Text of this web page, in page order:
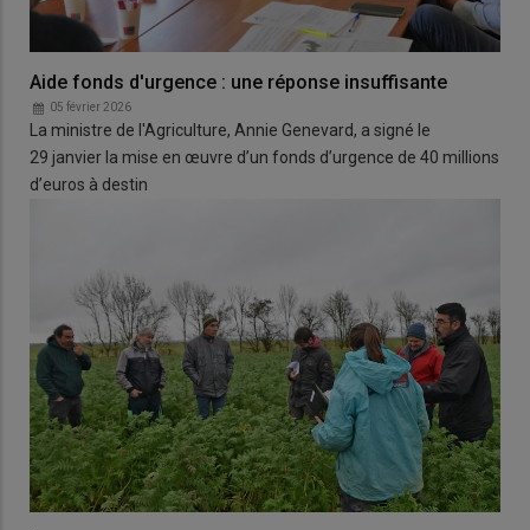
Aide fonds d'urgence : une réponse insuffisante
05 février 2026
La ministre de l'Agriculture, Annie Genevard, a signé le
29 janvier la mise en œuvre d’un fonds d’urgence de 40 millions
d’euros à destin